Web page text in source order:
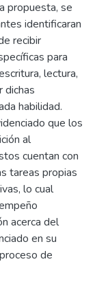
propuesta, se
identificaran
recibir
para
lectura,
dichas
habilidad.
que los
al
cuentan con
tareas propias
lo cual
acerca del
en su
de